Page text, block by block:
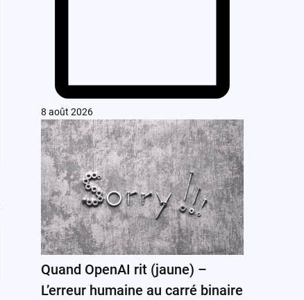
8 août 2026
Quand OpenAI rit (jaune) –
L’erreur humaine au carré binaire